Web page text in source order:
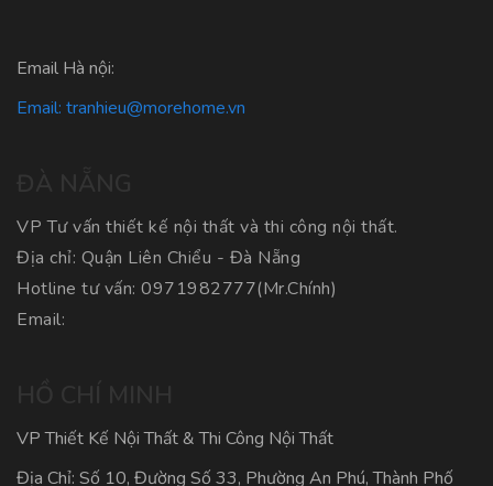
Email Hà nội:
Email: tranhieu@morehome.vn
VP Tư vấn thiết kế nội thất và thi công nội thất.
Địa chỉ: Quận Liên Chiểu - Đà Nẵng
Hotline tư vấn: 0971982777(Mr.Chính)
Email:
VP Thiết Kế Nội Thất & Thi Công Nội Thất
Địa Chỉ: Số 10, Đường Số 33, Phường An Phú, Thành Phố